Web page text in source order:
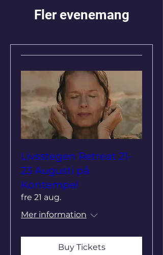
Fler evenemang
Livsstegen Retreat 21-
23 Augusti på
Kontempel
fre 21 aug.
Mer information
Buy Tickets